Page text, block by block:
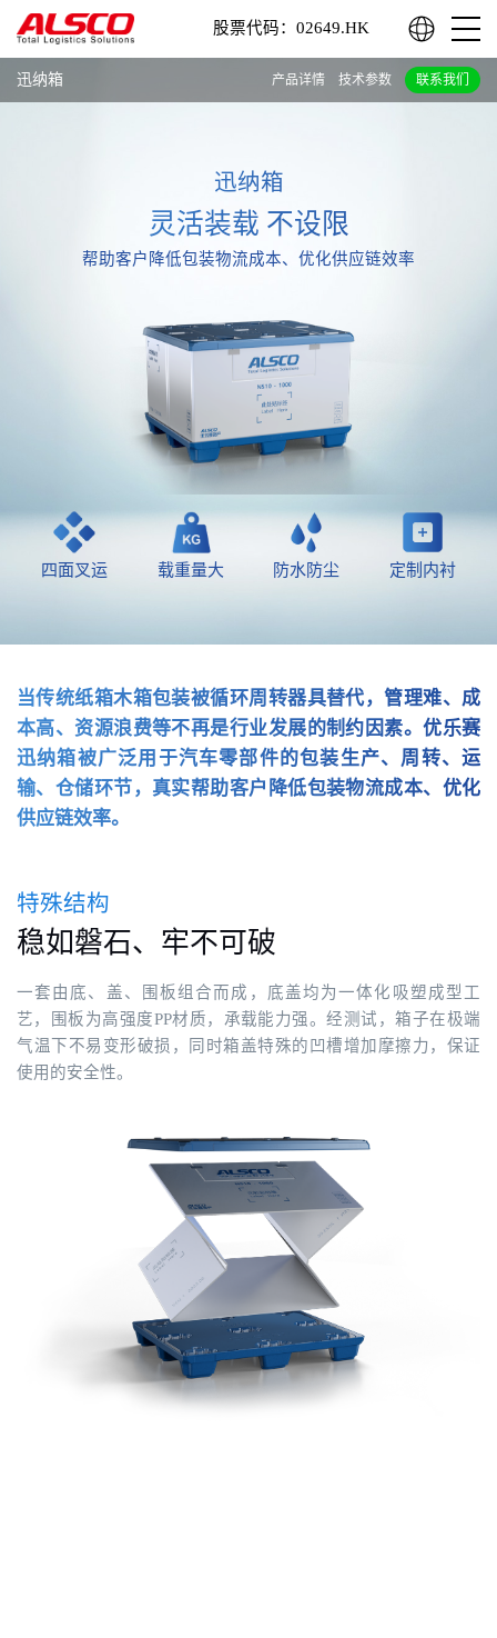
股票代码：02649.HK
迅纳箱
灵活装载 不设限
帮助客户降低包装物流成本、优化供应链效率
四面叉运 载重量大 防水防尘 定制内衬
迅纳箱 产品详情 技术参数 联系我们
当传统纸箱木箱包装被循环周转器具替代，管理难、成
本高、资源浪费等不再是行业发展的制约因素。优乐赛
迅纳箱被广泛用于汽车零部件的包装生产、周转、运
输、仓储环节， 真实帮助客户降低包装物流成本、优化
供应链效率。
特殊结构
稳如磐石、牢不可破
一套由底、盖、围板组合而成，底盖均为一体化吸塑成型工
艺，围板为高强度PP材质，承载能力强。经测试，箱子在极端
气温下不易变形破损，同时箱盖特殊的凹槽增加摩擦力，保证
使用的安全性。